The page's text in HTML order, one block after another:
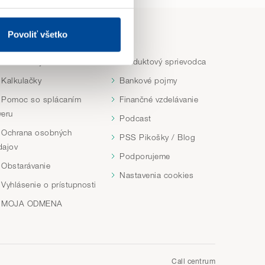
reklamy na sociálnych
webu. Svoje voľby
Povoliť všetko
Kalkulačky
Pomoc so splácaním
Ochrana osobných
Obstarávanie
Vyhlásenie o prístupnosti
MOJA ODMENA
Produktový sprievodca
Bankové pojmy
Finančné vzdelávanie
Podcast
PSS Pikošky / Blog
Podporujeme
Nastavenia cookies
Call centrum